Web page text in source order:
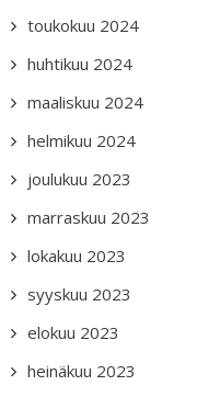
toukokuu 2024
huhtikuu 2024
maaliskuu 2024
helmikuu 2024
joulukuu 2023
marraskuu 2023
lokakuu 2023
syyskuu 2023
elokuu 2023
heinäkuu 2023